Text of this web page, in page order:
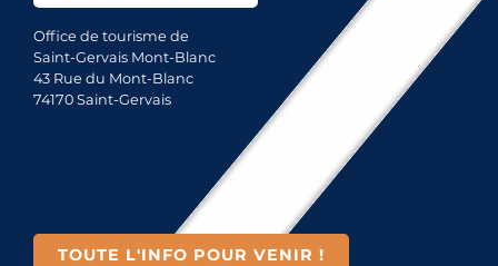
Office de tourisme de
Saint-Gervais Mont-Blanc
43 Rue du Mont-Blanc
74170 Saint-Gervais
TOUTE L'INFO POUR VENIR !